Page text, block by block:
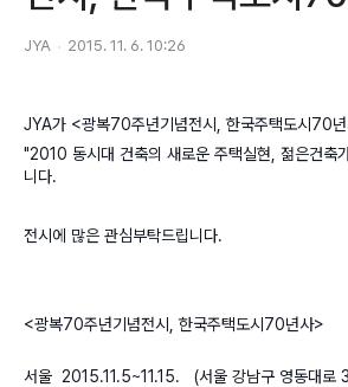
JYA 2015. 11. 6. 10:26
JYA가 <광복70주년기념전시, 한국주택도시70
"2010 동시대 건축의 새로운 주택실현, 젊은건축
니다.
전시에 많은 관심부탁드립니다.
<광복70주년기념전시, 한국주택도시70년사>
서울 2015.11.5~11.15. (서울 강남구 영동대로